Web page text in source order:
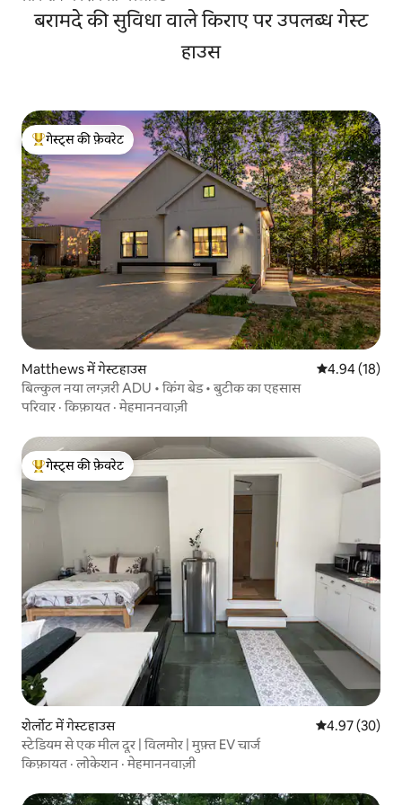
बरामदे की सुविधा वाले किराए पर उपलब्ध गेस्ट
हाउस
गेस्ट्स का टॉप फ़ेवरेट
गेस्ट्स की फ़ेवरेट
Matthews में गेस्टहाउस औसत रेटिंग 5 में
4.94 (18)
बिल्कुल नया लग्ज़री ADU • किंग बेड • बुटीक का एहसास
परिवार ·किफ़ायत ·मेहमाननवाज़ी
गेस्ट्स का टॉप फ़ेवरेट
गेस्ट्स की फ़ेवरेट
शेर्लोट में गेस्टहाउस औसत रेटिंग 5 में
4.97 (30)
स्टेडियम से एक मील दूर | विलमोर | मुफ़्त EV चार्ज
किफ़ायत ·लोकेशन ·मेहमाननवाज़ी